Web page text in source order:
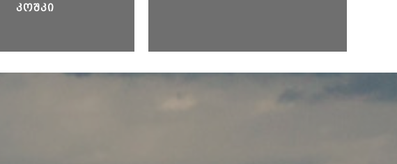
ᲙᲝᲨᲙᲘ